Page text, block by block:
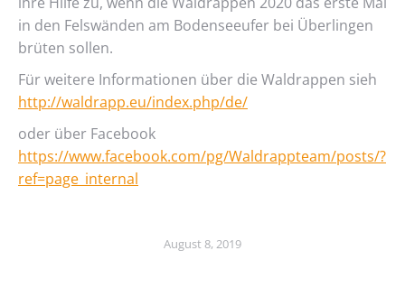
in den Felswänden am Bodenseeufer bei Überlingen
brüten sollen.
Für weitere Informationen über die Waldrappen sieh
http://waldrapp.eu/index.php/de/
oder über Facebook
https://www.facebook.com/pg/Waldrappteam/posts/?
ref=page_internal
August 8, 2019